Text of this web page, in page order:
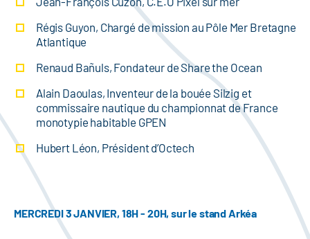
Régis Guyon, Chargé de mission au Pôle Mer Bretagne
Atlantique
Renaud Bañuls, Fondateur de Share the Ocean
Alain Daoulas, Inventeur de la bouée Silzig et
commissaire nautique du championnat de France
monotypie habitable GPEN
Hubert Léon, Président d’Octech
MERCREDI 3 JANVIER, 18H - 20H, sur le stand Arkéa